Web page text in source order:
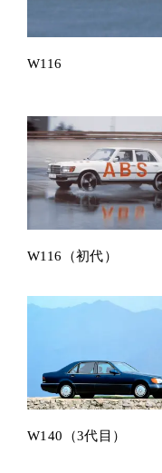
W116
W116（初代）
W140（3代目）